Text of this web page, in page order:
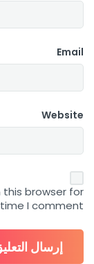
Email
Website
this browser for
I comment.